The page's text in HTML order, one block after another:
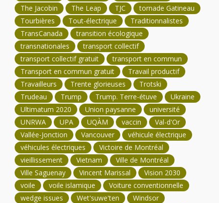
The Jacobin
The Leap TJC
tornade Gatineau
Tourbières
Tout-électrique
Traditionnalistes
TransCanada
transition écologique
transnationales
transport collectif
transport collectif gratuit
transport en commun
Transport en commun gratuit
Travail productif
Travailleurs
Trente glorieuses
Trotski
Trudeau
Trump Trump. Terre-étuve
Ukraine
Ultimatum 2020
Union paysanne
université
UNRWA
UPA UQÀM vaccin
Val-d'Or
Vallée-Jonction
Vancouver
véhicule électrique
véhicules électriques
Victoire de Montréal
vieillissement
Vietnam
Ville de Montréal
Ville Saguenay
Vincent Marissal
Vision 2030
voile
voile islamique
Voiture conventionnelle
wedge issues
Wet'suwe'ten
Windsor